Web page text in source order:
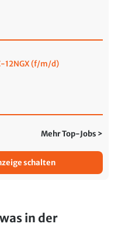
12NGX (f/m/d)
Mehr Top-Jobs >
schalten
in der